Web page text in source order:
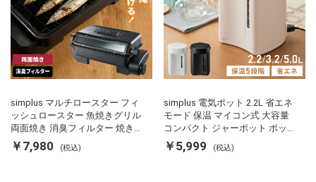
simplus マルチロースター フィ
ッシュロースター 魚焼きグリル
両面焼き 消臭フィルター 焼き魚
両面ヒーター タイマー付き SP-
FRS01 マットブラック シンプラ
￥7,980 (税込)
simplus 電気ポット 2.2L 省エネ
モード 保温 マイコン式 大容量
コンパクト ジャーポット ポット
カルキ抜き 空焚き防止 温度調節
軽量 SP-PD22 シンプラス
￥5,999 (税込)